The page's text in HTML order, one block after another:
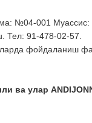
№04-001
Тел: 91-478-02-57.
фойдаланиш
ва улар